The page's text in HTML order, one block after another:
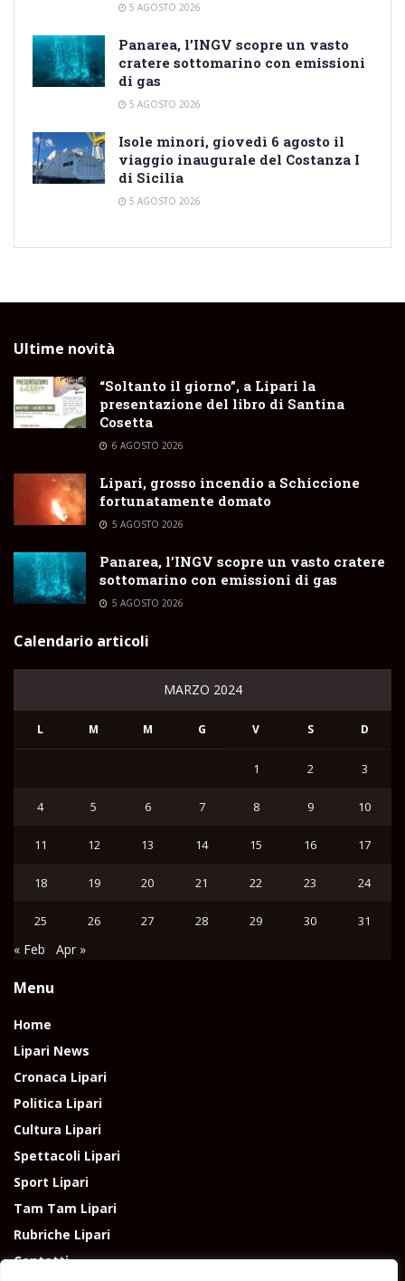
5 AGOSTO 2026
Panarea, l’INGV scopre un vasto
cratere sottomarino con emissioni
di gas
5 AGOSTO 2026
Isole minori, giovedì 6 agosto il
viaggio inaugurale del Costanza I
di Sicilia
5 AGOSTO 2026
Ultime novità
“Soltanto il giorno”, a Lipari la
presentazione del libro di Santina
Cosetta
6 AGOSTO 2026
Lipari, grosso incendio a Schiccione
fortunatamente domato
5 AGOSTO 2026
Panarea, l’INGV scopre un vasto cratere
sottomarino con emissioni di gas
5 AGOSTO 2026
Calendario articoli
MARZO 2024
L M M G V S D
1 2 3
4 5 6 7 8 9 10
11 12 13 14 15 16 17
18 19 20 21 22 23 24
25 26 27 28 29 30 31
« Feb Apr »
Menu
Home
Lipari News
Cronaca Lipari
Politica Lipari
Cultura Lipari
Spettacoli Lipari
Sport Lipari
Tam Tam Lipari
Rubriche Lipari
Contatti